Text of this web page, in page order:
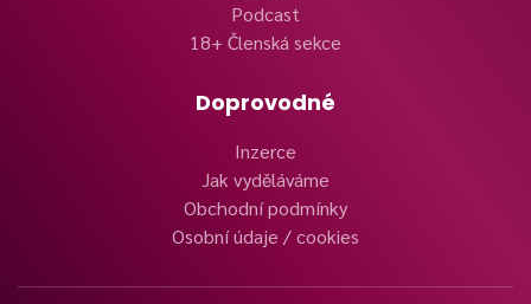
Podcast
18+ Členská sekce
Doprovodné
Inzerce
Jak vyděláváme
Obchodní podmínky
Osobní údaje / cookies